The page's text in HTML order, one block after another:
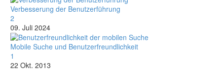
Verbesserung der Benutzerführung
2
09. Juli 2024
Mobile Suche und Benutzerfreundlichkeit
1
22 Okt. 2013